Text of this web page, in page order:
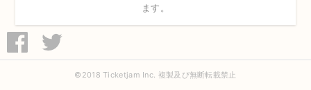
ます。
©2018 Ticketjam Inc. 複製及び無断転載禁止